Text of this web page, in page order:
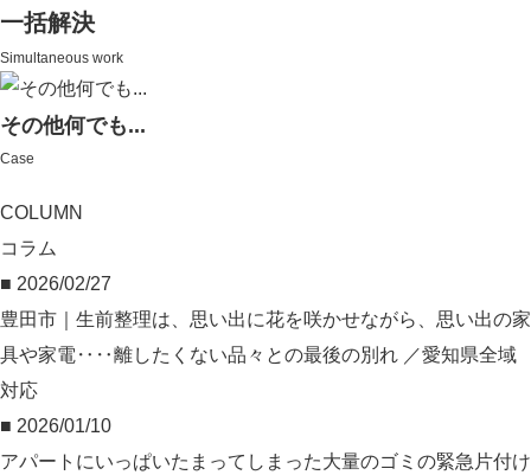
一括解決
Simultaneous work
その他何でも...
Case
COLUMN
コラム
■ 2026/02/27
豊田市｜生前整理は、思い出に花を咲かせながら、思い出の家
具や家電‥‥離したくない品々との最後の別れ ／愛知県全域
対応
■ 2026/01/10
アパートにいっぱいたまってしまった大量のゴミの緊急片付け